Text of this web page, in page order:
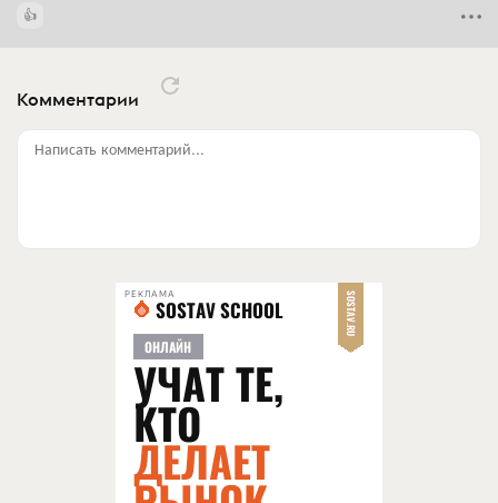
Комментарии
Написать комментарий...
РЕКЛАМА